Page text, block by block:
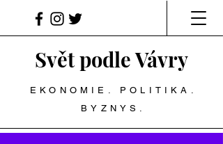
Svět podle Vávry
EKONOMIE. POLITIKA.
BYZNYS.